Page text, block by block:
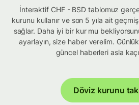
İnteraktif CHF - BSD tablomuz
kurunu kullanır ve son 5 yıla ait
sağlar. Daha iyi bir kur mu
ayarlayın, size haber verelim.
güncel haberleri asla
Döviz kurunu